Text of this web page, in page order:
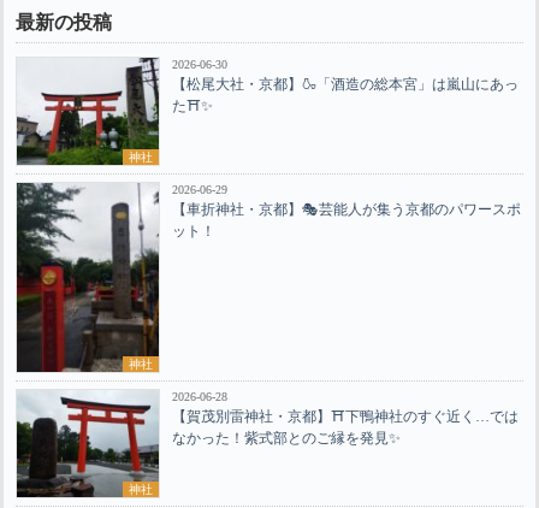
最新の投稿
神社
2026-06-30
【松尾大社・京都】🍶「酒造の総本宮」は嵐山にあっ
た⛩️✨
神社
2026-06-29
【車折神社・京都】🎭芸能人が集う京都のパワースポ
ット！
神社
2026-06-28
【賀茂別雷神社・京都】⛩️下鴨神社のすぐ近く…では
なかった！紫式部とのご縁を発見✨